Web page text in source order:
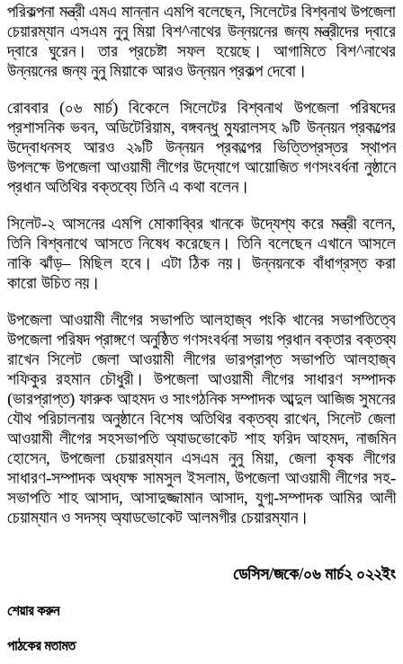
পরিকল্পনা মন্ত্রী এমএ মান্নান এমপি বলেছেন, সিলেটের বিশ্বনাথ উপজেলা
চেয়ারম্যান এসএম নুনু মিয়া বিশ^নাথের উন্নয়নের জন্য মন্ত্রীদের দ্বারে
দ্বারে ঘুরেন। তার প্রচেষ্টা সফল হয়েছে। আগামিতে বিশ^নাথের
উন্নয়নের জন্য নুনু মিয়াকে আরও উন্নয়ন প্রকল্প দেবো।
রোববার (০৬ মার্চ) বিকেলে সিলেটের বিশ্বনাথ উপজেলা পরিষদের
প্রশাসনিক ভবন, অডিটেরিয়াম, বঙ্গবন্ধু ম্যুরালসহ ৯টি উন্নয়ন প্রকল্পের
উদ্বোধনসহ আরও ২৯টি উন্নয়ন প্রকল্পের ভিত্তিপ্রস্তর স্থাপন
উপলক্ষে উপজেলা আওয়ামী লীগের উদ্যোগে আয়োজিত গণসংবর্ধনা নুষ্ঠানে
প্রধান অতিথির বক্তব্যে তিনি এ কথা বলেন।
সিলেট-২ আসনের এমপি মোকাব্বির খানকে উদ্যেশ্য করে মন্ত্রী বলেন,
তিনি বিশ্বনাথে আসতে নিষেধ করেছেন। তিনি বলেছেন এখানে আসলে
নাকি ঝাঁড়– মিছিল হবে। এটা ঠিক নয়। উন্নয়নকে বাঁধাগ্রস্ত করা
কারো উচিত নয়।
উপজেলা আওয়ামী লীগের সভাপতি আলহাজ্ব পংকি খানের সভাপতিত্বে
উপজেলা পরিষদ প্রাঙ্গণে অনুষ্ঠিত গণসংবর্ধনা সভায় প্রধান বক্তার বক্তব্য
রাখেন সিলেট জেলা আওয়ামী লীগের ভারপ্রাপ্ত সভাপতি আলহাজ্ব
শফিকুর রহমান চৌধুরী। উপজেলা আওয়ামী লীগের সাধারণ সম্পাদক
(ভারপ্রাপ্ত) ফারুক আহমদ ও সাংগঠনিক সম্পাদক আব্দুল আজিজ সুমনের
যৌথ পরিচালনায় অনুষ্ঠানে বিশেষ অতিথির বক্তব্য রাখেন, সিলেট জেলা
আওয়ামী লীগের সহসভাপতি অ্যাডভোকেট শাহ ফরিদ আহমদ, নাজমিন
হোসেন, উপজেলা চেয়ারম্যান এসএম নুনু মিয়া, জেলা কৃষক লীগের
সাধারণ-সম্পাদক অধ্যক্ষ সামসুল ইসলাম, উপজেলা আওয়ামী লীগের সহ-
সভাপতি শাহ আসাদ, আসাদুজ্জামান আসাদ, যুগ্ম-সম্পাদক আমির আলী
চেয়াম্যান ও সদস্য অ্যাডভোকেট আলমগীর চেয়ারম্যান।
ডেসিস/জকে/০৬ মার্চ২ ০২২ইং
শেয়ার করুন
পাঠকের মতামত